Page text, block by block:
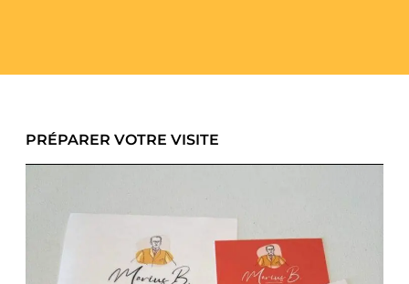
PRÉPARER VOTRE VISITE